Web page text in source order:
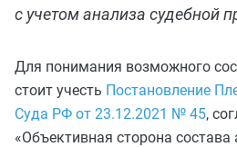
с учетом анализа судебной
Для понимания возможного
стоит учесть Постановление
Суда РФ от 23.12.2021 № 45,
«Объективная сторона